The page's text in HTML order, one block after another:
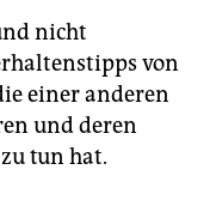
nicht
von
einer anderen
und deren
tun hat.